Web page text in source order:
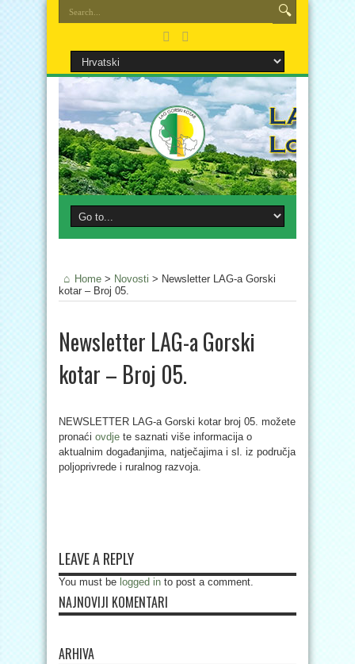
Home > Novosti > Newsletter LAG-a Gorski
kotar – Broj 05.
Newsletter LAG-a Gorski
kotar – Broj 05.
NEWSLETTER LAG-a Gorski kotar broj 05. možete
pronaći ovdje te saznati više informacija o
aktualnim događanjima, natječajima i sl. iz područja
poljoprivrede i ruralnog razvoja.
LEAVE A REPLY
You must be logged in to post a comment.
NAJNOVIJI KOMENTARI
ARHIVA